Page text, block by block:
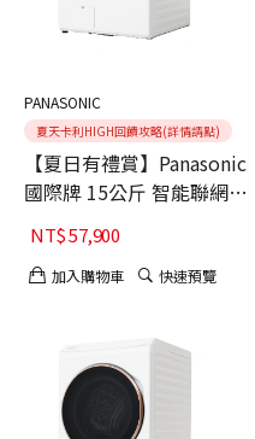
PANASONIC
夏天卡利HIGH回饋攻略(詳情請點)
【夏日有禮賞】Panasonic
國際牌 15公斤 智能聯網系
列 變頻溫水 熱泵式滾筒洗
衣機 NA-V150RPH-W 舊機
回收+基本安裝
NT$57,900
加入購物車 快速預覽